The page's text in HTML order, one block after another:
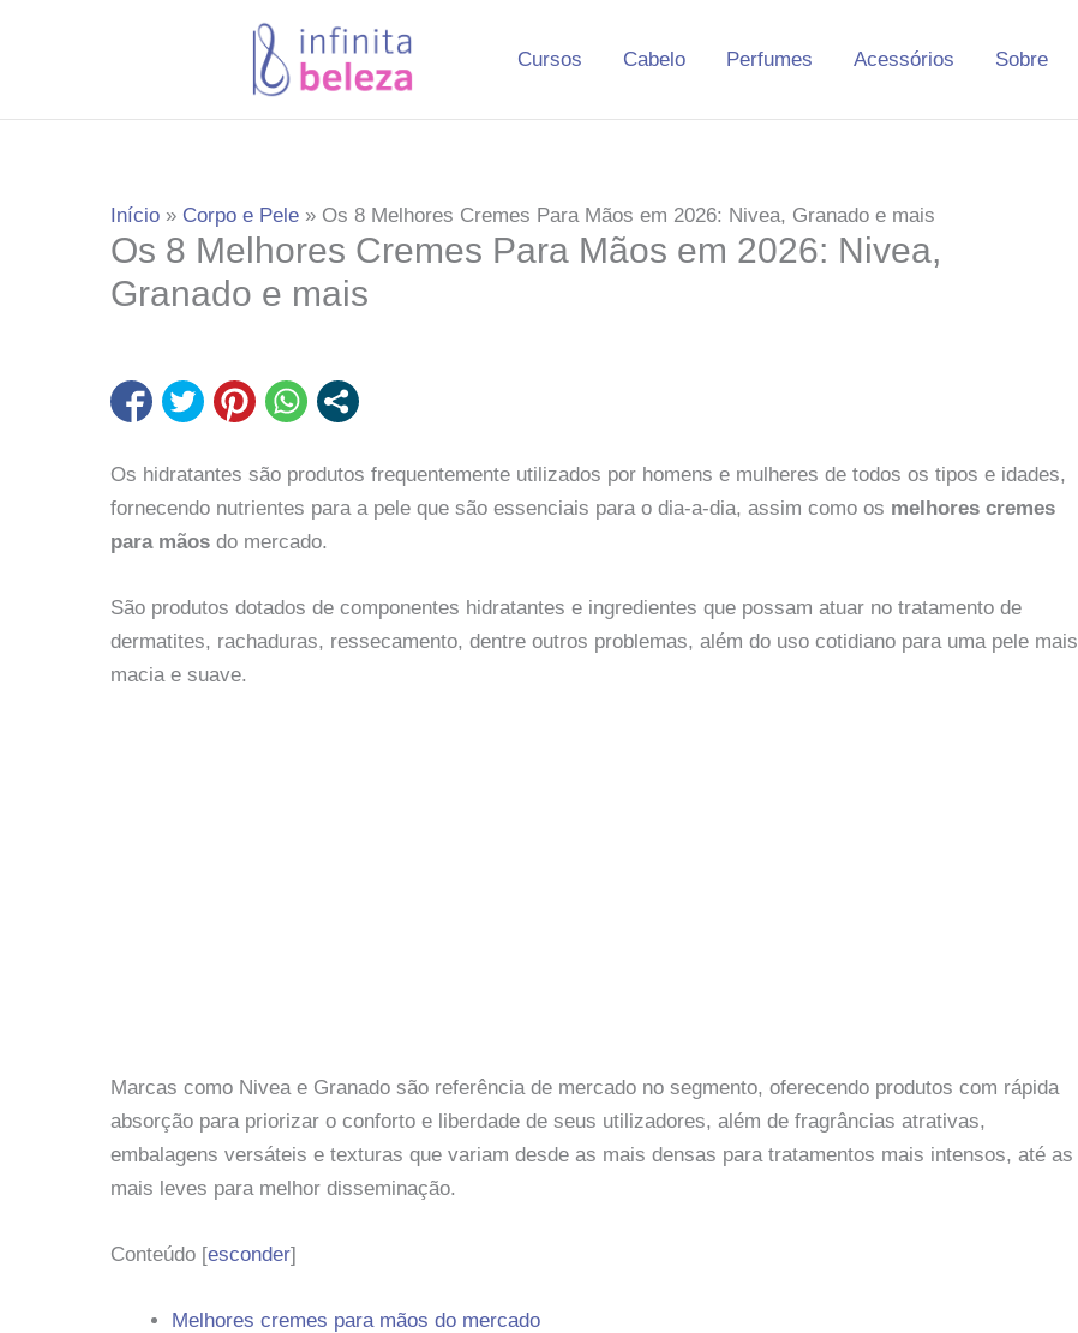
conteúdo
Cursos Cabelo Perfumes Acessórios Sobre
Início Corpo e Pele Os 8 Melhores Cremes Para Mãos em 2026: Nivea, Granado e mais
Os 8 Melhores Cremes Para Mãos em 2026: Nivea,
Granado e mais
Os hidratantes são produtos frequentemente utilizados por homens e mulheres de todos os tipos e idades,
fornecendo nutrientes para a pele que são essenciais para o dia-a-dia, assim como os melhores cremes
para mãos do mercado.
São produtos dotados de componentes hidratantes e ingredientes que possam atuar no tratamento de
dermatites, rachaduras, ressecamento, dentre outros problemas, além do uso cotidiano para uma pele mais
macia e suave.
Marcas como Nivea e Granado são referência de mercado no segmento, oferecendo produtos com rápida
absorção para priorizar o conforto e liberdade de seus utilizadores, além de fragrâncias atrativas,
embalagens versáteis e texturas que variam desde as mais densas para tratamentos mais intensos, até as
mais leves para melhor disseminação.
Conteúdo [esconder]
Melhores cremes para mãos do mercado